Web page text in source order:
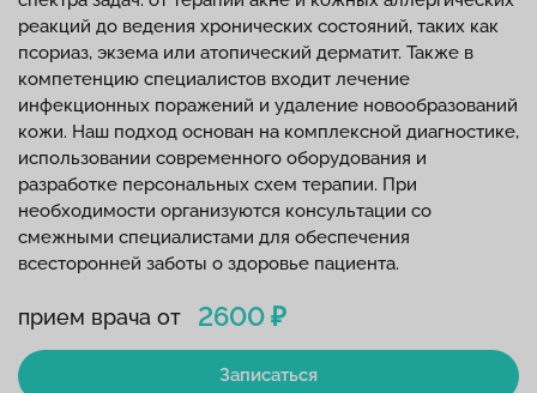
прием врача от 2600 ₽
Записаться
реакций до ведения хронических состояний, таких как
псориаз, экзема или атопический дерматит. Также в
компетенцию специалистов входит лечение
инфекционных поражений и удаление новообразований
кожи. Наш подход основан на комплексной диагностике,
использовании современного оборудования и
разработке персональных схем терапии. При
необходимости организуются консультации со
смежными специалистами для обеспечения
всесторонней заботы о здоровье пациента.